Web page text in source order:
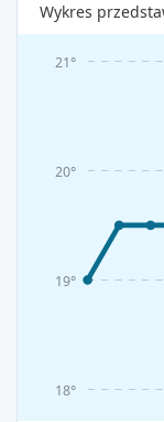
Wykres
18°
19°
20°
21°